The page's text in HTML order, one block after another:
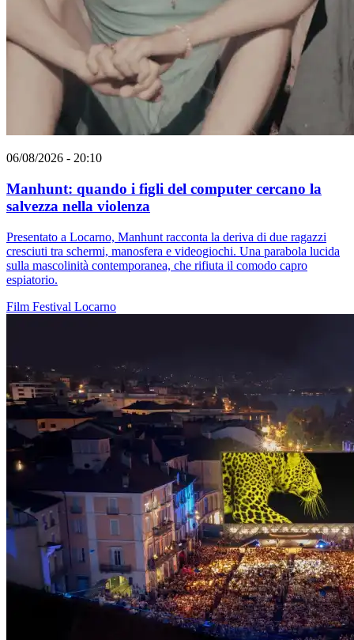
06/08/2026 - 20:10
Manhunt: quando i figli del computer cercano la
salvezza nella violenza
Presentato a Locarno, Manhunt racconta la deriva di due ragazzi
cresciuti tra schermi, manosfera e videogiochi. Una parabola lucida
sulla mascolinità contemporanea, che rifiuta il comodo capro
espiatorio.
Film Festival Locarno